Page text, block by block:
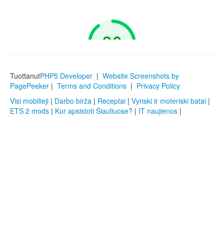
TuottanutPHP5 Developer | Website Screenshots by
PagePeeker | Terms and Conditions | Privacy Policy
Visi mobilieji | Darbo birža | Receptai | Vyriski ir moteriski batai |
ETS 2 mods | Kur apsistoti Šiauliuose? | IT naujienos |